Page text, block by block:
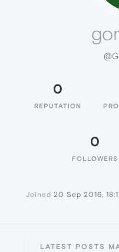
0
REPUTATION
0
FOLLOWERS
Joined 20 Sep 2016,
LATEST POSTS